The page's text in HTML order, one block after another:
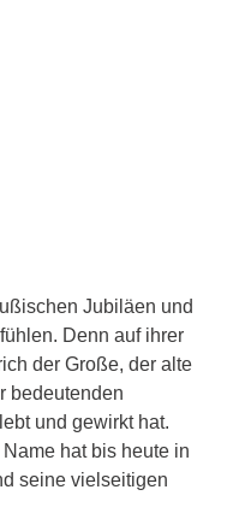
Jubiläen und
Denn auf ihrer
der Große, der alte
bedeutenden
und gewirkt hat.
hat bis heute in
seine vielseitigen